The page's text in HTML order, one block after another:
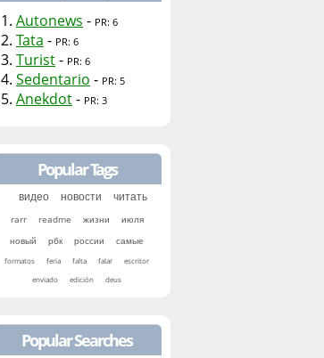
1. Autonews - PR: 6
2. Tata - PR: 6
3. Turist- PR: 6
4. Sedentario - PR: 5
5. Anekdot- PR: 3
Popular Tags
видео новости читать
rarr readme жизни
июля
новый
рбк россии самые
formatos feria falta falar
escritor
enviado
edición deus
Popular Searches